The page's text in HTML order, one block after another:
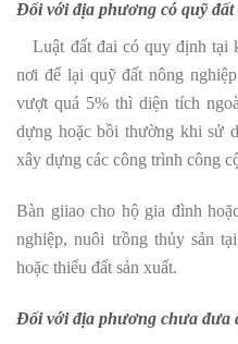
Đối vớiđịa phương có quỹ
Luật đất đai có quy định tại
nơi để lại quỹ đất nông
vượt quá 5% thì diện tích
dựng hoặc bồi thường khi sử
xây dựng các công trình công
Bàn giiao cho hộ gia đình
nghiệp, nuôi trồng thủy sản
hoặc thiếu đất sản xuất.
Đối với địa phương chưa đưa